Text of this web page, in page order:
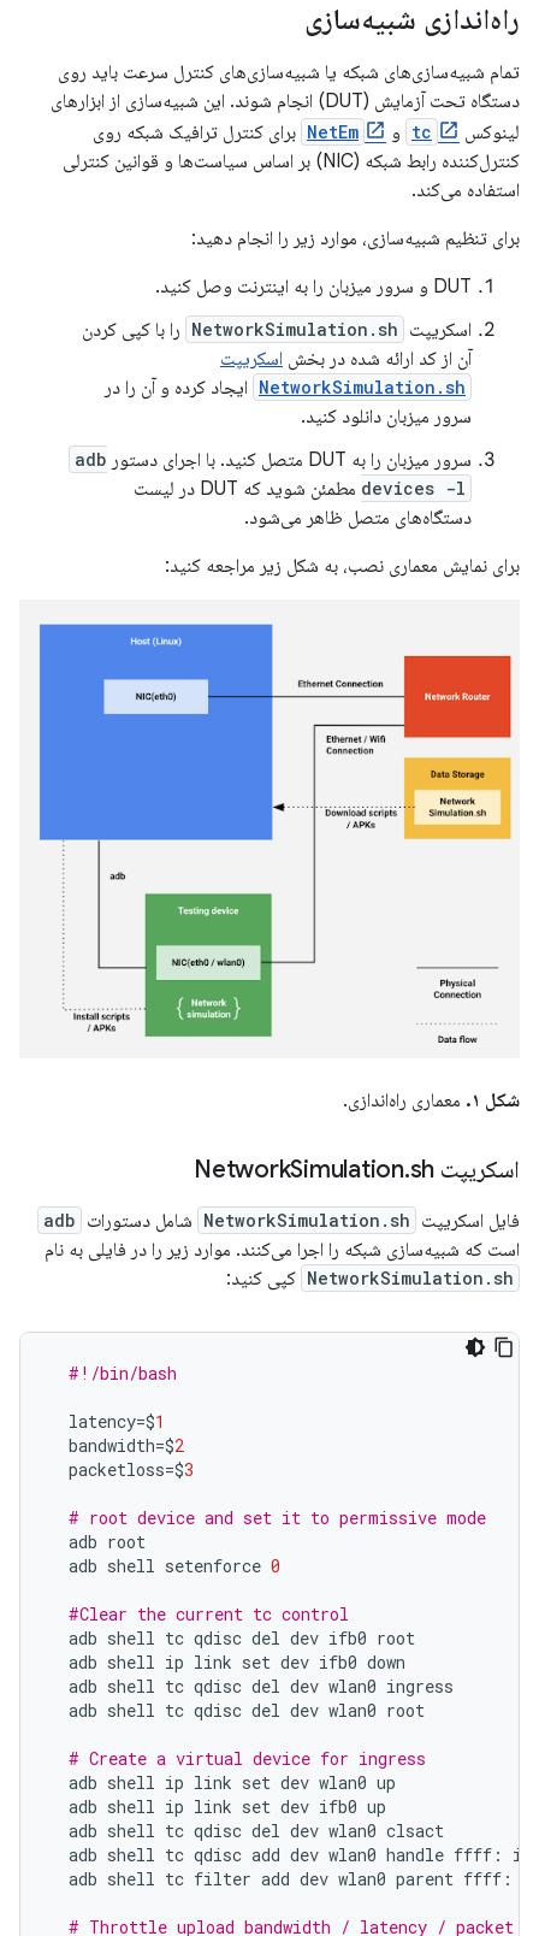
راه‌اندازی شبیه‌سازی
تمام شبیه‌سازی‌های شبکه یا شبیه‌سازی‌های کنترل سرعت باید روی
دستگاه تحت آزمایش (DUT) انجام شوند. این شبیه‌سازی از ابزارهای
لینوکس
tc و NetEm برای کنترل ترافیک شبکه روی
کنترل‌کننده رابط شبکه (NIC) بر اساس سیاست‌ها و قوانین کنترلی
استفاده می‌کند.
برای تنظیم شبیه‌سازی، موارد زیر را انجام دهید:
DUT و سرور میزبان را به اینترنت وصل کنید.
اسکریپت NetworkSimulation.sh را با کپی کردن
آن از کد ارائه شده در بخش اسکریپت
NetworkSimulation.sh ایجاد کرده و آن را در
سرور میزبان دانلود کنید.
سرور میزبان را به DUT متصل کنید. با اجرای دستور
adb
devices -l
مطمئن شوید که DUT در لیست
دستگاه‌های متصل ظاهر می‌شود.
برای نمایش معماری نصب، به شکل زیر مراجعه کنید:
شکل ۱. معماری راه‌اندازی.
اسکریپت Network Simulation.sh
فایل اسکریپت NetworkSimulation.sh شامل دستورات adb
است که شبیه‌سازی شبکه را اجرا می‌کنند. موارد زیر را در فایلی به نام
NetworkSimulation.sh کپی کنید:
#!/bin/bash
latency=$1
bandwidth=$2
packetloss=$3
# root device and set it to permissive mode
adb root
adb shell setenforce 0
#Clear the current tc control
adb shell tc qdisc del dev ifb0 root
adb shell ip link set dev ifb0 down
adb shell tc qdisc del dev wlan0 ingress
adb shell tc qdisc del dev wlan0 root
# Create a virtual device for ingress
adb shell ip link set dev wlan0 up
adb shell ip link set dev ifb0 up
adb shell tc qdisc del dev wlan0 clsact
adb shell tc qdisc add dev wlan0 handle ffff :
adb shell tc filter add dev wlan0 parent ffff :
# Throttle upload bandwidth / latency / packet